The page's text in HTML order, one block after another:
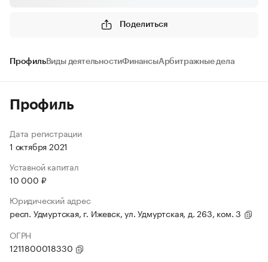
Поделиться
ПрофильВиды деятельностиФинансыАрбитражные дела
Профиль
Дата регистрации
1 октября 2021
Уставной капитал
10 000 ₽
Юридический адрес
респ. Удмуртская, г. Ижевск, ул. Удмуртская, д. 263, ком. 3
ОГРН
1211800018330